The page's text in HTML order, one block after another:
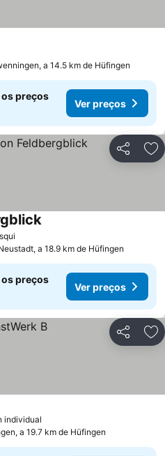
a 14.5 km de Hüfingen
os preços
Ver preços
Partilhar
Ver preços
a 18.9 km de Hüfingen
os preços
Ver preços
Partilhar
individual
a 19.7 km de Hüfingen